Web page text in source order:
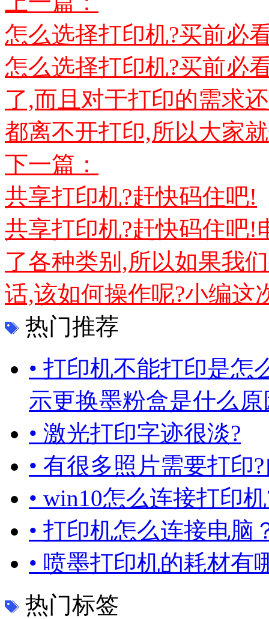
怎么选择打印机?买前必
怎么选择打印机?买前必
了,而且对于打印的需求
都离不开打印,所以大家
下一篇：
共享打印机?赶快码住吧!
共享打印机?赶快码住吧!
了各种类别,所以如果我
话,该如何操作呢?小编这
热门推荐
• 打印机不能打印是怎
示更换墨粉盒是什么原
• 激光打印字迹很淡?
• 有很多照片需要打印
• win10怎么连接打印
• 打印机怎么连接电脑
• 喷墨打印机的耗材有
热门标签